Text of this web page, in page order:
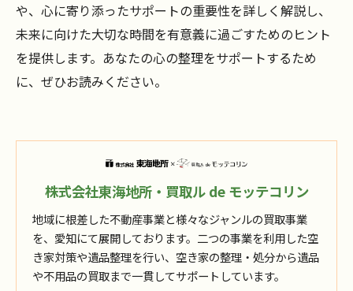
や、心に寄り添ったサポートの重要性を詳しく解説し、
未来に向けた大切な時間を有意義に過ごすためのヒント
を提供します。あなたの心の整理をサポートするため
に、ぜひお読みください。
株式会社東海地所・買取ル de モッテコリン
地域に根差した不動産事業と様々なジャンルの買取事業
を、愛知にて展開しております。二つの事業を利用した空
き家対策や遺品整理を行い、空き家の整理・処分から遺品
や不用品の買取まで一貫してサポートしています。